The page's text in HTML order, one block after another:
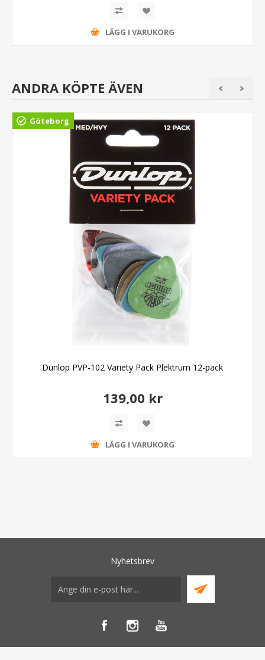
LÄGG I VARUKORG
ANDRA KÖPTE ÄVEN
Göteborg
Dunlop PVP-102 Variety Pack Plektrum 12-pack
139,00 kr
LÄGG I VARUKORG
Nyhetsbrev